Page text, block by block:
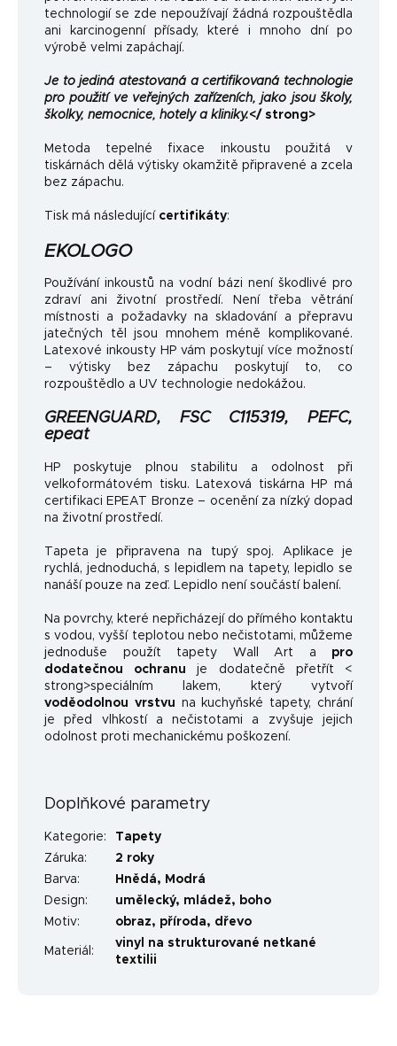
technologií se zde nepoužívají žádná rozpouštědla
ani karcinogenní přísady, které i mnoho dní po
výrobě velmi zapáchají.
Je to jediná atestovaná a certifikovaná technologie
pro použití ve veřejných zařízeních, jako jsou školy,
školky, nemocnice, hotely a kliniky.</ strong>
Metoda tepelné fixace inkoustu použitá v
tiskárnách dělá výtisky okamžitě připravené a zcela
bez zápachu.
Tisk má následující certifikáty:
EKOLOGO
Používání inkoustů na vodní bázi není škodlivé pro
zdraví ani životní prostředí. Není třeba větrání
místnosti a požadavky na skladování a přepravu
jatečných těl jsou mnohem méně komplikované.
Latexové inkousty HP vám poskytují více možností
– výtisky bez zápachu poskytují to, co
rozpouštědlo a UV technologie nedokážou.
GREENGUARD, FSC C115319, PEFC,
epeat
HP poskytuje plnou stabilitu a odolnost při
velkoformátovém tisku. Latexová tiskárna HP má
certifikaci EPEAT Bronze – ocenění za nízký dopad
na životní prostředí.
Tapeta je připravena na tupý spoj. Aplikace je
rychlá, jednoduchá, s lepidlem na tapety, lepidlo se
nanáší pouze na zeď. Lepidlo není součástí balení.
Na povrchy, které nepřicházejí do přímého kontaktu
s vodou, vyšší teplotou nebo nečistotami, můžeme
jednoduše použít tapety Wall Art a pro
dodatečnou ochranu je dodatečně přetřít <
strong>speciálním lakem, který vytvoří
voděodolnou vrstvu na kuchyňské tapety, chrání
je před vlhkostí a nečistotami a zvyšuje jejich
odolnost proti mechanickému poškození.
Doplňkové parametry
Kategorie:
Tapety
Záruka:
2 roky
Barva: Hnědá, Modrá
Design: umělecký, mládež, boho
Motiv: obraz, příroda, dřevo
Materiál :
vinyl na strukturované netkané
textilii